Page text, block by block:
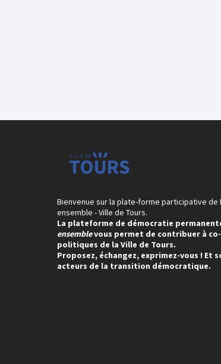
Bienvenue sur la plate-forme participative de
ensemble - Ville de Tours.
La plateforme de démocratie
ensemblevous permet de contribuer à
politiques de la Ville de Tours.
Proposez, échangez, exprimez-vous ! Et
acteurs de la transition démocratique.